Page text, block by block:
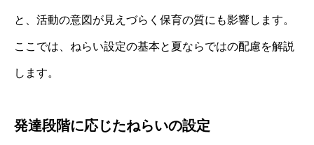
と、活動の意図が見えづらく保育の質にも影響します。
ここでは、ねらい設定の基本と夏ならではの配慮を解説
します。
発達段階に応じたねらいの設定